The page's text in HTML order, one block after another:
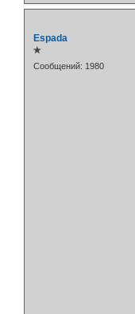
Espada
✯
Сообщений: 1980